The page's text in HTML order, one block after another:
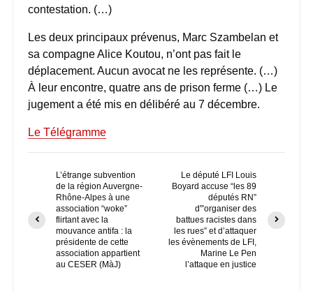
contestation. (…)
Les deux principaux prévenus, Marc Szambelan et
sa compagne Alice Koutou, n’ont pas fait le
déplacement. Aucun avocat ne les représente. (…)
À leur encontre, quatre ans de prison ferme (…) Le
jugement a été mis en délibéré au 7 décembre.
Le Télégramme
L’étrange subvention
de la région Auvergne-
Rhône-Alpes à une
association “woke”
flirtant avec la
mouvance antifa : la
présidente de cette
association appartient
au CESER (MàJ)
Le député LFI Louis
Boyard accuse “les 89
députés RN”
d'”organiser des
battues racistes dans
les rues” et d’attaquer
les évènements de LFI,
Marine Le Pen
l’attaque en justice